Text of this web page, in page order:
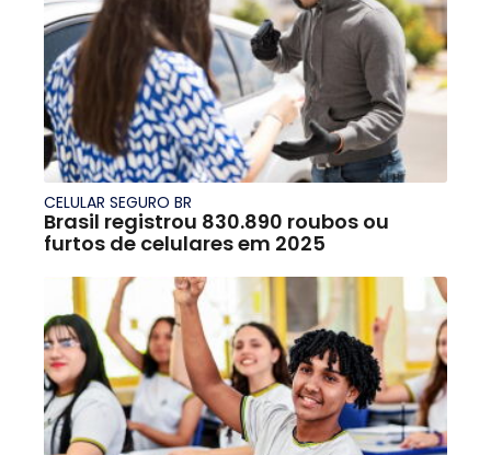
CELULAR SEGURO BR
Brasil registrou 830.890 roubos ou
furtos de celulares em 2025